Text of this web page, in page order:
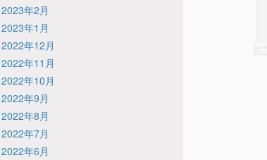
2023年2月
2023年1月
2022年12月
2022年11月
2022年10月
2022年9月
2022年8月
2022年7月
2022年6月